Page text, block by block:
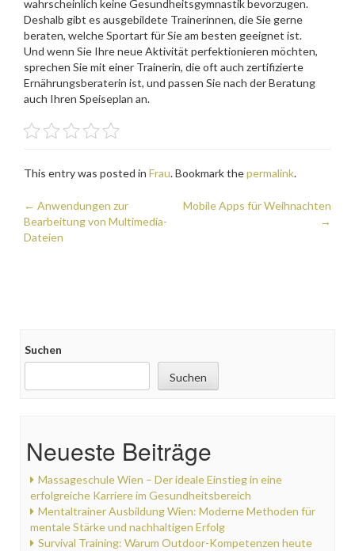
wahrscheinlich keine Gesundheitsgymnastik bevorzugen.
Deshalb gibt es ausgebildete Trainerinnen, die Sie gerne
beraten, welche Sportart für Sie am besten geeignet ist.
Und wenn Sie Ihre neue Aktivität perfektionieren möchten,
sprechen Sie mit einer Trainerin, die oft auch zertifizierte
Ernährungsberaterin ist, und passen Sie nach der Beratung
auch Ihren Speiseplan an.
This entry was posted in Frau. Bookmark thepermalink.
Post
navigation
← Anwendungen zur
Bearbeitung von Multimedia-
Dateien
Mobile Apps für Weihnachten
→
Suchen
Suchen
Neueste Beiträge
Massageschule Wien – Der ideale Einstieg in eine
erfolgreiche Karriere im Gesundheitsbereich
Mentaltrainer Ausbildung Wien: Moderne Methoden für
mentale Stärke und nachhaltigen Erfolg
Survival Training: Warum Outdoor-Kompetenzen heute